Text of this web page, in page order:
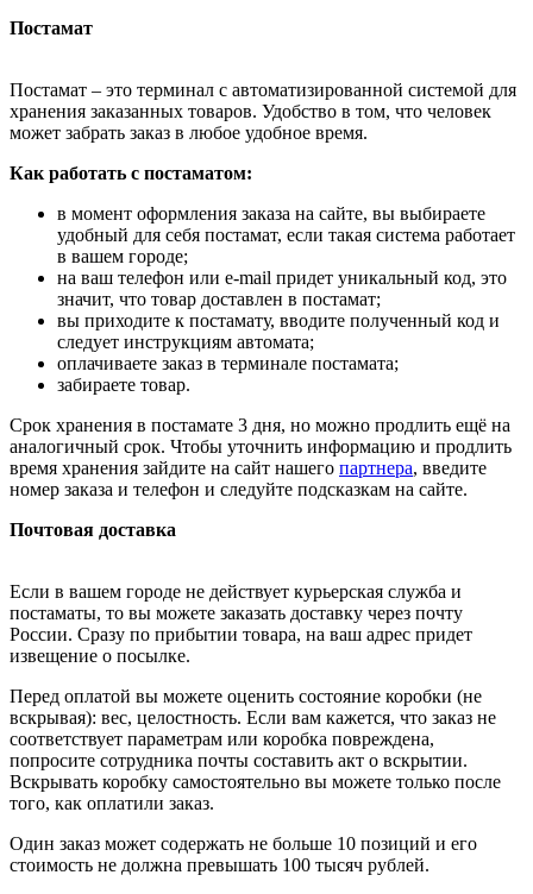
Постамат
Постамат – это терминал с автоматизированной системой для
хранения заказанных товаров. Удобство в том, что человек
может забрать заказ в любое удобное время.
Как работать с постаматом:
в момент оформления заказа на сайте, вы выбираете
удобный для себя постамат, если такая система работает
в вашем городе;
на ваш телефон или e-mail придет уникальный код, это
значит, что товар доставлен в постамат;
вы приходите к постамату, вводите полученный код и
следует инструкциям автомата;
оплачиваете заказ в терминале постамата;
забираете товар.
Срок хранения в постамате 3 дня, но можно продлить ещё на
аналогичный срок. Чтобы уточнить информацию и продлить
время хранения зайдите на сайт нашего партнера, введите
номер заказа и телефон и следуйте подсказкам на сайте.
Почтовая доставка
Если в вашем городе не действует курьерская служба и
постаматы, то вы можете заказать доставку через почту
России. Сразу по прибытии товара, на ваш адрес придет
извещение о посылке.
Перед оплатой вы можете оценить состояние коробки (не
вскрывая): вес, целостность. Если вам кажется, что заказ не
соответствует параметрам или коробка повреждена,
попросите сотрудника почты составить акт о вскрытии.
Вскрывать коробку самостоятельно вы можете только после
того, как оплатили заказ.
Один заказ может содержать не больше 10 позиций и его
стоимость не должна превышать 100 тысяч рублей.